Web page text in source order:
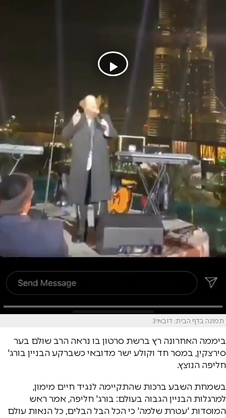
תמונה בדף הבית: דובאי3
ביממה האחרונה רץ ברשת סרטון בו נראה הרב שולם בער
סירצקין, במסר חד וקולע ישר מדובאי כשברקע הבניין בורג'
חליפה הנוצץ.
בשמחת השבע ברכות שהתקיימה לנגיד חיים מימון,
למרגלות הבניין הגבוה בעולם: בורג' חליפה, אמר ראש
המוסדות 'עטרת שלמה' כי הכל הבל הבלים, כל הנאות עולם